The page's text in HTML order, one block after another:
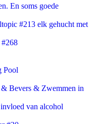
En soms goede
#213 elk gehucht met
#268
Pool
Bevers & Zwemmen in
van alcohol